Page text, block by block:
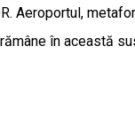
Aeroportul,
în această